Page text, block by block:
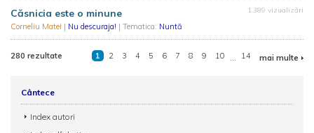
Căsnicia este o minune
Corneliu Matei | Nu descuraja! | Tematica: Nuntă
1.389 vizualizări
280 rezultate 1 2 3 4 5 6 7 8 9 10 ... 14 mai multe
Cântece
Index autori